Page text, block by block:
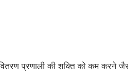
प्रणाली की शक्ति को कम करने